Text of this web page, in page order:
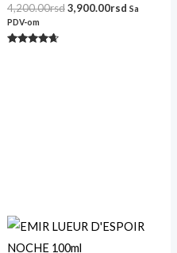
4,200.00rsd3,900.00rsd Sa
PDV-om